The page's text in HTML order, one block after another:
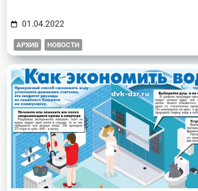
01.04.2022
АРХИВ НОВОСТИ